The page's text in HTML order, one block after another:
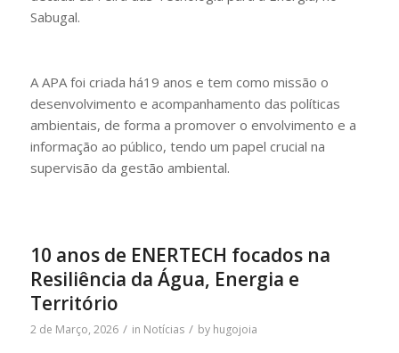
Sabugal.
A APA foi criada há19 anos e tem como missão o
desenvolvimento e acompanhamento das políticas
ambientais, de forma a promover o envolvimento e a
informação ao público, tendo um papel crucial na
supervisão da gestão ambiental.
10 anos de ENERTECH focados na
Resiliência da Água, Energia e
Território
2 de Março, 2026 / in Notícias / by hugojoia